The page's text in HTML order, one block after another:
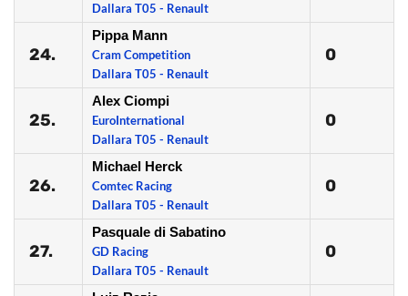
Dallara T05 - Renault
24.
Pippa Mann
Cram Competition
Dallara T05 - Renault
0
25.
Alex Ciompi
EuroInternational
Dallara T05 - Renault
0
26.
Michael Herck
Comtec Racing
Dallara T05 - Renault
0
27.
Pasquale di Sabatino
GD Racing
Dallara T05 - Renault
0